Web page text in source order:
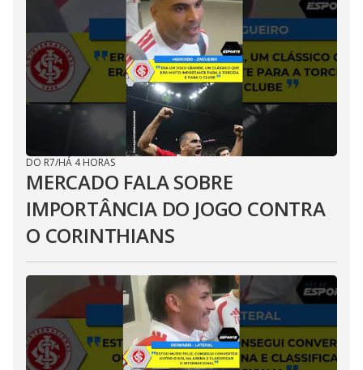
DO R7/HÁ 4 HORAS
MERCADO FALA SOBRE
IMPORTÂNCIA DO JOGO CONTRA
O CORINTHIANS